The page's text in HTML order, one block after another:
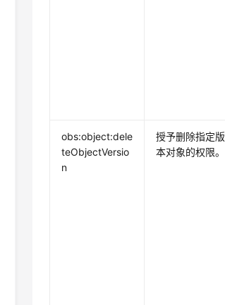
obs:object:dele
teObjectVersio
n
授予删除指定版
本对象的权限。